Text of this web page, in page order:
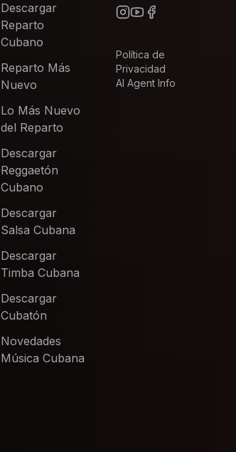
Descargar
Reparto
Cubano
Reparto Más
Nuevo
Lo Más Nuevo
del Reparto
Descargar
Reggaetón
Cubano
Descargar
Salsa Cubana
Descargar
Timba Cubana
Descargar
Cubatón
Novedades
Música Cubana
Política de
Privacidad
AI Agent Info